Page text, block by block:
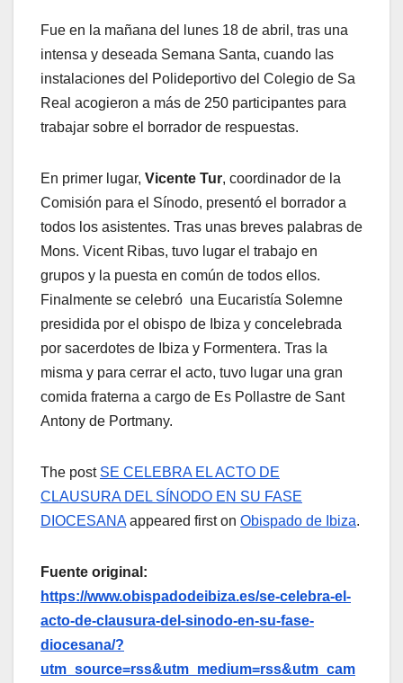
Fue en la mañana del lunes 18 de abril, tras una
intensa y deseada Semana Santa, cuando las
instalaciones del Polideportivo del Colegio de Sa
Real acogieron a más de 250 participantes para
trabajar sobre el borrador de respuestas.
En primer lugar, Vicente Tur, coordinador de la
Comisión para el Sínodo, presentó el borrador a
todos los asistentes. Tras unas breves palabras de
Mons. Vicent Ribas, tuvo lugar el trabajo en
grupos y la puesta en común de todos ellos.
Finalmente se celebró una Eucaristía Solemne
presidida por el obispo de Ibiza y concelebrada
por sacerdotes de Ibiza y Formentera. Tras la
misma y para cerrar el acto, tuvo lugar una gran
comida fraterna a cargo de Es Pollastre de Sant
Antony de Portmany.
The post SE CELEBRA EL ACTO DE
CLAUSURA DEL SÍNODO EN SU FASE
DIOCESANAappeared first on Obispado de Ibiza.
Fuente original:
https://www.obispadodeibiza.es/se-celebra-el-
acto-de-clausura-del-sinodo-en-su-fase-
diocesana/?
utm_source=rss&utm_medium=rss&utm_cam